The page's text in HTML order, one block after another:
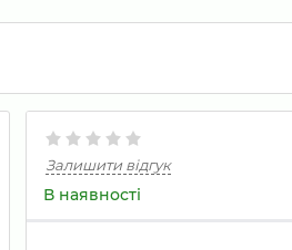
Залишити відгук
В наявності